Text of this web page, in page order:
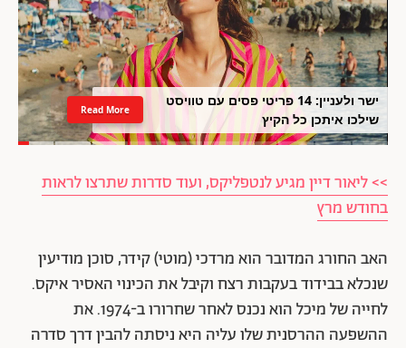
ישר ולעניין: 14 פריטי פסים עם טוויסט
שילכו איתכן כל הקיץ
Read More
>> ליאור דיין מגיע לנטפליקס, ועוד סדרות שתרצו לראות
בחודש מרץ
האב החורג המדובר הוא מרדכי (מוטי) קידר, סוכן מודיעין
שנכלא בבידוד בעקבות רצח וקיבל את הכינוי האסיר איקס.
לחייה של מיכל הוא נכנס לאחר שחרורו ב-1974. את
ההשפעה ההרסנית שלו עליה היא ניסתה להבין דרך סדרה